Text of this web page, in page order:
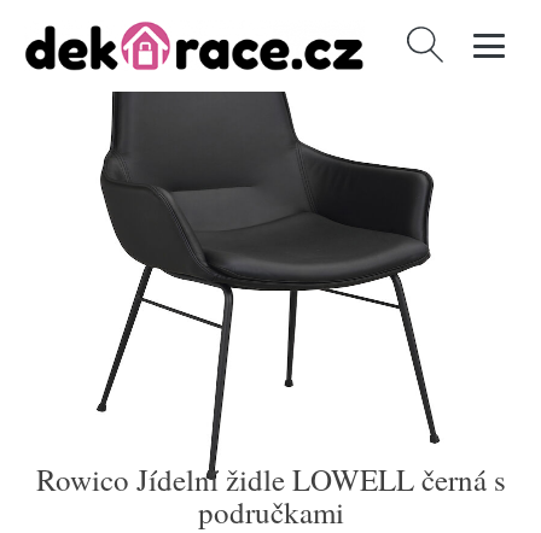
Vyhledávání
Rowico Jídelní židle LOWELL černá s
područkami